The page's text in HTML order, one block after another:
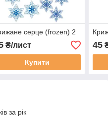
серце (frozen) 2
₴/лист
Купити
45
за рік